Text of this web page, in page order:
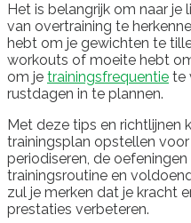
Het is belangrijk om naar je
van overtraining te
hebt om je gewichten te
workouts of moeite hebt
om je trainingsfrequentie te
rustdagen in te plannen.
Met deze tips en richtlijnen
trainingsplan opstellen
periodiseren, de
trainingsroutine en
zul je merken dat je kracht
prestaties verbeteren.